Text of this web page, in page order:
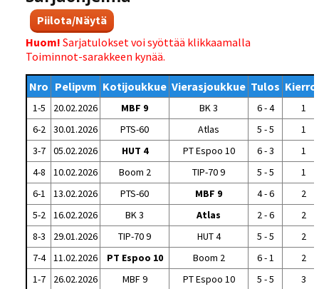
Piilota/Näytä
Huom! Sarjatulokset voi syöttää klikkaamalla
Toiminnot-sarakkeen kynää.
Nro Pelipvm Kotijoukkue Vierasjoukkue Tulos
1-5 20.02.2026 MBF 9 BK 3 6 - 4
1
6-2
30.01.2026 PTS-60 Atlas 5 - 5
1
3-7
05.02.2026 HUT 4 PT Espoo 10 6 - 3
1
4-8
10.02.2026 Boom 2 TIP-70 9 5 - 5
1
6-1
13.02.2026 PTS-60 MBF 9 4 - 6
2
5-2
16.02.2026 BK 3 Atlas 2 - 6
2
8-3
29.01.2026 TIP-70 9 HUT 4 5 - 5
2
7-4
11.02.2026 PT Espoo 10 Boom 2 6 - 1
2
1-7
26.02.2026 MBF 9 PT Espoo 10 5 - 5
3